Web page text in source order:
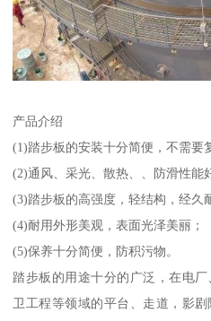
产品介绍
(1)踏步板的安装十分简便，不需要
(2)通风、采光、散热、、防滑性能
(3)踏步板的高强度，轻结构，经久
(4)耐用外形美观，表面光泽美丽；
(5)保养十分简便，防积污物。
踏步板的用途十分的广泛，在电
卫工程等领域的平台、走道，影